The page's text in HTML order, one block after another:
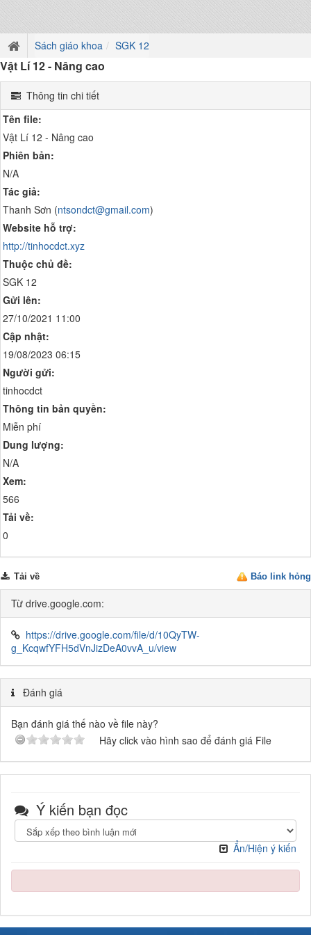
Sách giáo khoa SGK 12
Vật Lí 12 - Nâng cao
Thông tin chi tiết
Tên file:
Vật Lí 12 - Nâng cao
Phiên bản:
N/A
Tác giả:
Thanh Sơn (ntsondct@gmail.com)
Website hỗ trợ:
http://tinhocdct.xyz
Thuộc chủ đề:
SGK 12
Gửi lên:
27/10/2021 11:00
Cập nhật:
19/08/2023 06:15
Người gửi:
tinhocdct
Thông tin bản quyền:
Miễn phí
Dung lượng:
N/A
Xem:
566
Tải về:
0
Báo link hỏng
Tải về
Từ drive.google.com:
https://drive.google.com/file/d/10QyTW-
g_KcqwfYFH5dVnJizDeA0vvA_u/view
Đánh giá
Bạn đánh giá thế nào về file này?
Hãy click vào hình sao để đánh giá File
Ý kiến bạn đọc
Ẩn/Hiện ý kiến